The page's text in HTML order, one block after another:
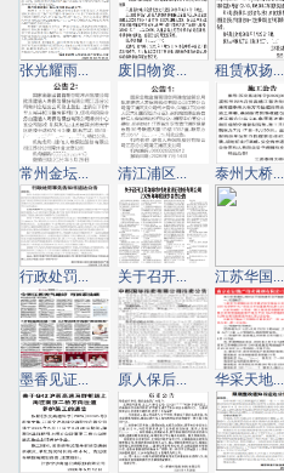
张光耀雨... 废旧物资... 租赁权扬...
常州金坛... 清江浦区... 泰州大桥...
行政处罚... 关于召开... 江苏华国...
墨香见证... 原人保后... 华采天地...